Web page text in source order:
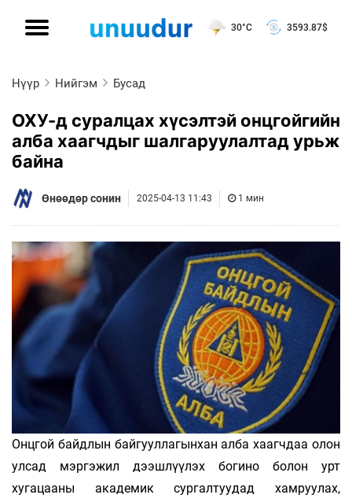
30°C 3593.87$
Нүүр Нийгэм Бусад
ОХУ-д суралцах хүсэлтэй онцгойгийн
алба хаагчдыг шалгаруулалтад урьж
байна
Өнөөдөр сонин 2025-04-13 11:43 1 мин
Онцгой байдлын байгууллагынхан алба хаагчдаа олон
улсад мэргэжил дээшлүүлэх богино болон урт
хугацааны академик сургалтуудад хамруулах,